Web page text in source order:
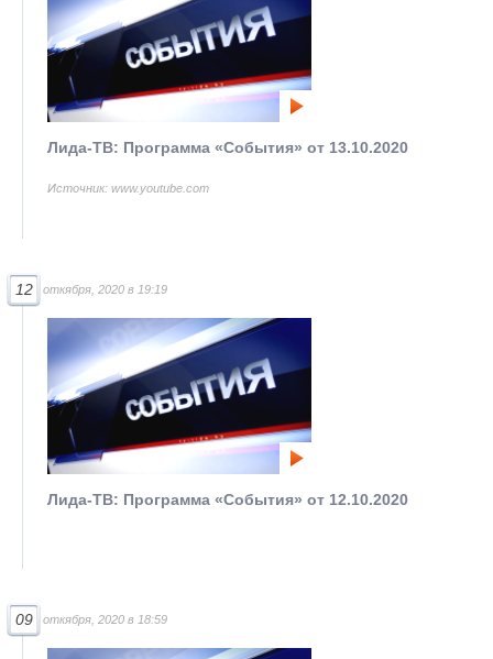
Лида-ТВ: Программа «События» от 13.10.2020
Источник: www.youtube.com
12 откября, 2020 в 19:19
Лида-ТВ: Программа «События» от 12.10.2020
09 откября, 2020 в 18:59